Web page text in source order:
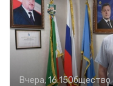
Вчера, 16:15Общество